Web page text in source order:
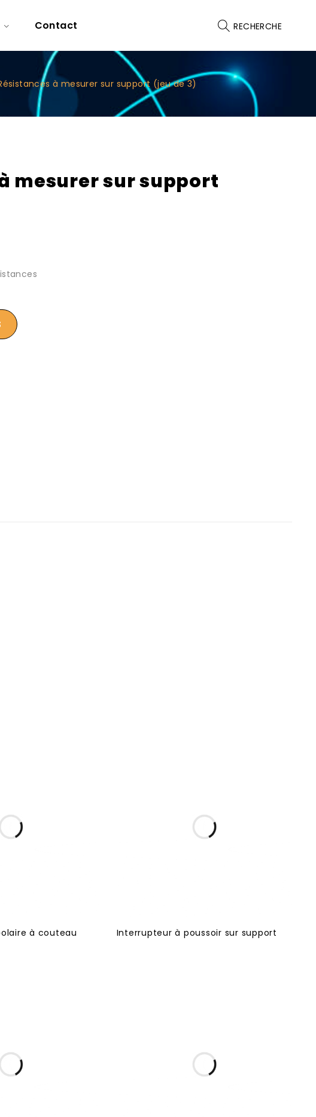
Contact RECHERCHE
à mesurer sur support (jeu de 3)
mesurer sur support
à couteau Interrupteur à poussoir sur support